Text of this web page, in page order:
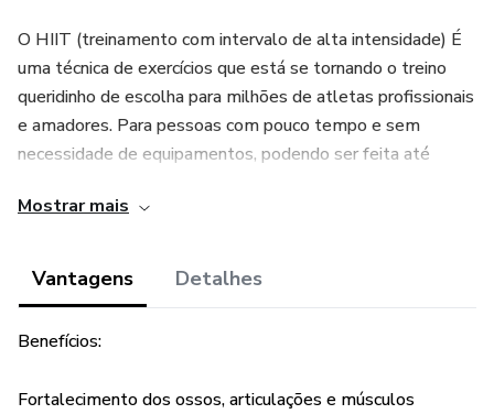
O HIIT (treinamento com intervalo de alta intensidade) É
uma técnica de exercícios que está se tornando o treino
queridinho de escolha para milhões de atletas profissionais
e amadores. Para pessoas com pouco tempo e sem
necessidade de equipamentos, podendo ser feita até
Mostrar mais
Vantagens Detalhes
Benefícios:
Fortalecimento dos ossos, articulações e músculos